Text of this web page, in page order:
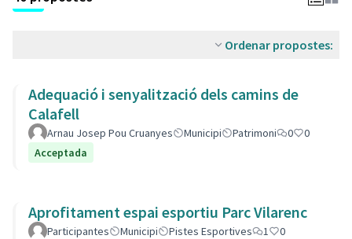
Ordenar propostes:
Adequació i senyalització dels camins de
Calafell
Arnau Josep Pou Cruanyes Municipi Patrimoni 0
0
Acceptada
Aprofitament espai esportiu Parc Vilarenc
Participantes Municipi Pistes Esportives 1
0